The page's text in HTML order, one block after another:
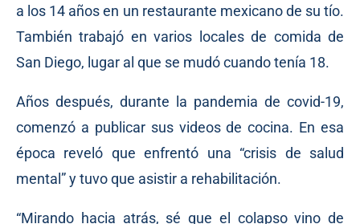
a los 14 años en un restaurante mexicano de su tío.
También trabajó en varios locales de comida de
San Diego, lugar al que se mudó cuando tenía 18.
Años después, durante la pandemia de covid-19,
comenzó a publicar sus videos de cocina. En esa
época reveló que enfrentó una “crisis de salud
mental” y tuvo que asistir a rehabilitación.
“Mirando hacia atrás, sé que el colapso vino de